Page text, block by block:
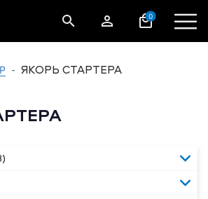
0
ЯКОРЬ СТАРТЕРА